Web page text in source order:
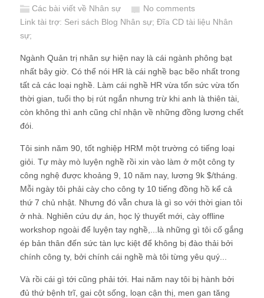
Các bài viết về Nhân sự
No comments
Link tài trợ: Seri sách Blog Nhân sự; Đĩa CD tài liệu Nhân
sự;
Ngành Quản trị nhân sự hiện nay là cái ngành phông bạt
nhất bây giờ. Có thể nói HR là cái nghề bạc bẽo nhất trong
tất cả các loại nghề. Làm cái nghề HR vừa tốn sức vừa tốn
thời gian, tuổi thọ bị rút ngắn nhưng trừ khi anh là thiên tài,
còn không thì anh cũng chỉ nhận về những đồng lương chết
đói.
Tôi sinh năm 90, tốt nghiệp HRM một trường có tiếng loại
giỏi. Tự mày mò luyện nghề rồi xin vào làm ở một công ty
công nghệ được khoảng 9, 10 năm nay, lương 9k $/tháng.
Mỗi ngày tôi phải cày cho công ty 10 tiếng đồng hồ kể cả
thứ 7 chủ nhật. Nhưng đó vẫn chưa là gì so với thời gian tôi
ở nhà. Nghiên cứu dự án, học lý thuyết mới, cày offline
workshop ngoài để luyện tay nghề,...là những gì tôi cố gắng
ép bản thân đến sức tàn lực kiệt để không bị đào thải bởi
chính công ty, bởi chính cái nghề mà tôi từng yêu quý...
Và rồi cái gì tới cũng phải tới. Hai năm nay tôi bị hành bởi
đủ thứ bệnh trĩ, gai cột sống, loạn cận thị, men gan tăng